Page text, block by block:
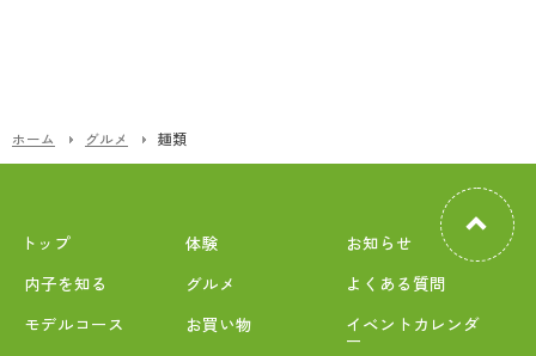
ホーム グルメ 麺類
トップ
内子を知る
モデルコース
体験
グルメ
お買い物
お知らせ
よくある質問
イベントカレンダ
ー